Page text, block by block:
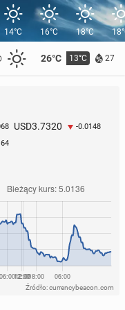
26°C 13°C 27
14°C 16°C 18°C
USD3.7320 -0.0148
Źródło: currencybeacon.com